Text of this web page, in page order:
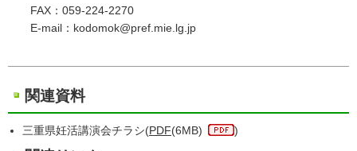
FAX：059-224-2270
E-mail：kodomok@pref.mie.lg.jp
関連資料
三重県妊活講演会チラシ(PDF(6MB) )